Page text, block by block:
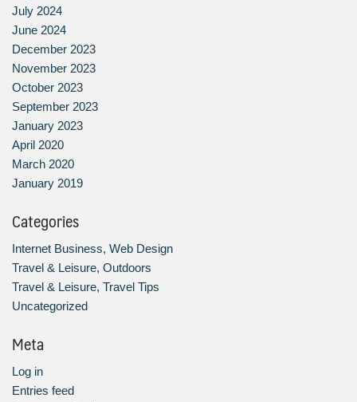
July 2024
June 2024
December 2023
November 2023
October 2023
September 2023
January 2023
April 2020
March 2020
January 2019
Categories
Internet Business, Web Design
Travel & Leisure, Outdoors
Travel & Leisure, Travel Tips
Uncategorized
Meta
Log in
Entries feed